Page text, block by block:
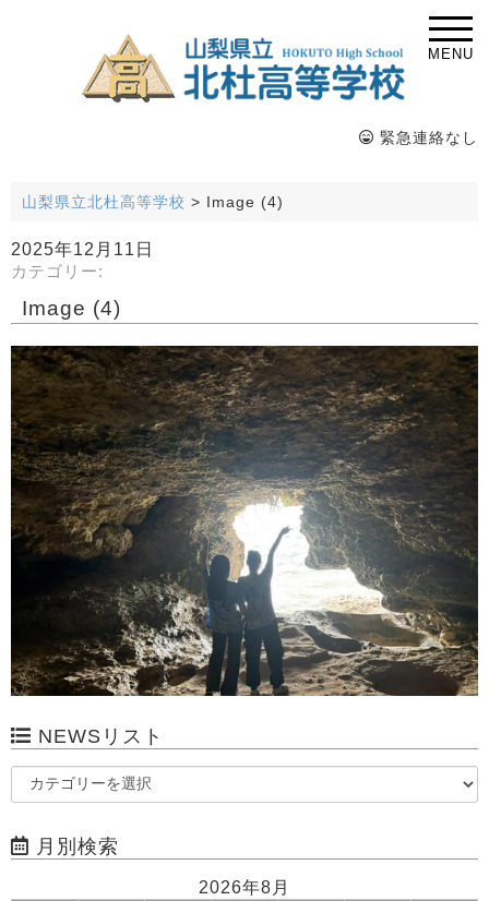
MENU
緊急連絡なし
山梨県立北杜高等学校 > Image (4)
2025年12月11日
カテゴリー:
Image (4)
NEWSリスト
月別検索
2026年8月